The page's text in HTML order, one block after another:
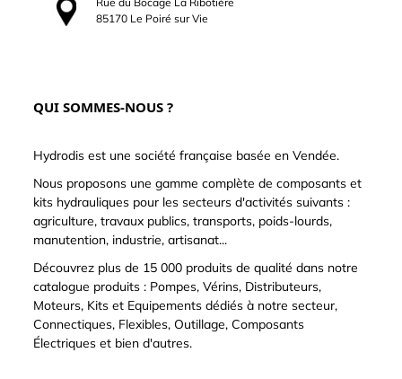
85170 Le Poiré sur Vie
QUI SOMMES-NOUS ?
Hydrodis est une société française basée en Vendée.
Nous proposons une gamme complète de composants et
kits hydrauliques pour les secteurs d'activités suivants :
agriculture, travaux publics, transports, poids-lourds,
manutention, industrie, artisanat...
Découvrez plus de 15 000 produits de qualité dans notre
catalogue produits : Pompes, Vérins, Distributeurs,
Moteurs, Kits et Equipements dédiés à notre secteur,
Connectiques, Flexibles, Outillage, Composants
Électriques et bien d'autres.